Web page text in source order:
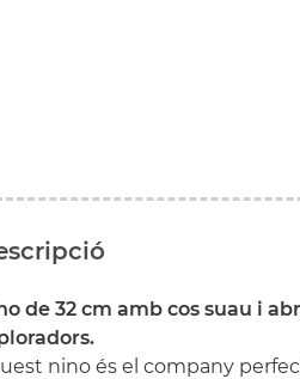
de 32 cm amb cos suau i
nino és el company